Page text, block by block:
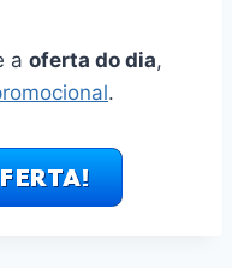
a oferta do dia,
.